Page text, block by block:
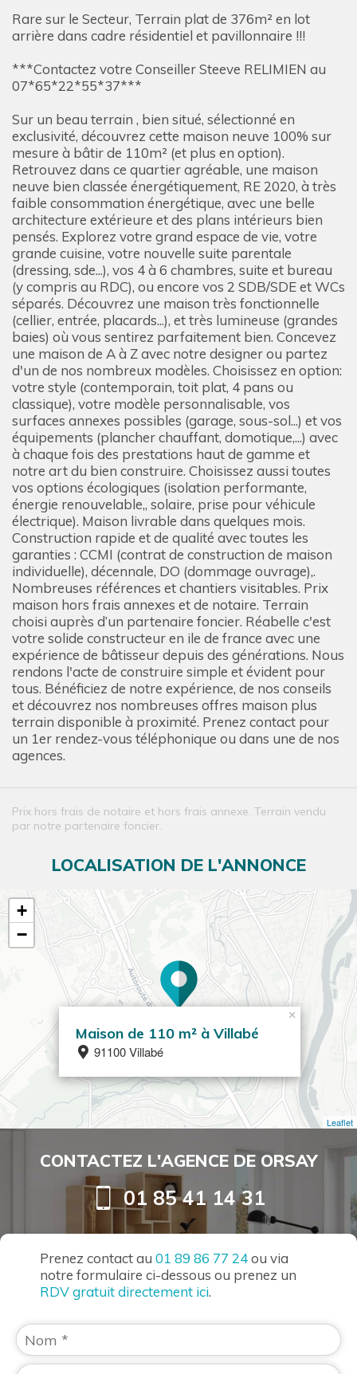
Rare sur le Secteur, Terrain plat de 376m² en lot
arrière dans cadre résidentiel et pavillonnaire !!!
***Contactez votre Conseiller Steeve RELIMIEN au
07*65*22*55*37***
Sur un beau terrain , bien situé, sélectionné en
exclusivité, découvrez cette maison neuve 100% sur
mesure à bâtir de 110m² (et plus en option).
Retrouvez dans ce quartier agréable, une maison
neuve bien classée énergétiquement, RE 2020, à très
faible consommation énergétique, avec une belle
architecture extérieure et des plans intérieurs bien
pensés. Explorez votre grand espace de vie, votre
grande cuisine, votre nouvelle suite parentale
(dressing, sde...), vos 4 à 6 chambres, suite et bureau
(y compris au RDC), ou encore vos 2 SDB/SDE et WCs
séparés. Découvrez une maison très fonctionnelle
(cellier, entrée, placards...), et très lumineuse (grandes
baies) où vous sentirez parfaitement bien. Concevez
une maison de A à Z avec notre designer ou partez
d'un de nos nombreux modèles. Choisissez en option:
votre style (contemporain, toit plat, 4 pans ou
classique), votre modèle personnalisable, vos
surfaces annexes possibles (garage, sous-sol...) et vos
équipements (plancher chauffant, domotique,...) avec
à chaque fois des prestations haut de gamme et
notre art du bien construire. Choisissez aussi toutes
vos options écologiques (isolation performante,
énergie renouvelable,, solaire, prise pour véhicule
électrique). Maison livrable dans quelques mois.
Construction rapide et de qualité avec toutes les
garanties : CCMI (contrat de construction de maison
individuelle), décennale, DO (dommage ouvrage),.
Nombreuses références et chantiers visitables. Prix
maison hors frais annexes et de notaire. Terrain
choisi auprès d’un partenaire foncier. Réabelle c'est
votre solide constructeur en ile de france avec une
expérience de bâtisseur depuis des générations. Nous
rendons l'acte de construire simple et évident pour
tous. Bénéficiez de notre expérience, de nos conseils
et découvrez nos nombreuses offres maison plus
terrain disponible à proximité. Prenez contact pour
un 1er rendez-vous téléphonique ou dans une de nos
agences.
Prix hors frais de notaire et hors frais annexe. Terrain vendu
par notre partenaire foncier.
LOCALISATION DE L'ANNONCE
Maison de 110 m² à Villabé
91100 Villabé
×
+
−
Leaflet
CONTACTEZ L'AGENCE DE ORSAY
01 85 41 14 31
Prenez contact au 01 89 86 77 24ou via
notre formulaire ci-dessous ou prenez un
RDV gratuit directement ici.